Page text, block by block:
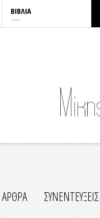
ΒΙΒΛΙΑ
ΑΡΘΡΑ ΣΥΝΕΝΤΕΥΞΕΙΣ